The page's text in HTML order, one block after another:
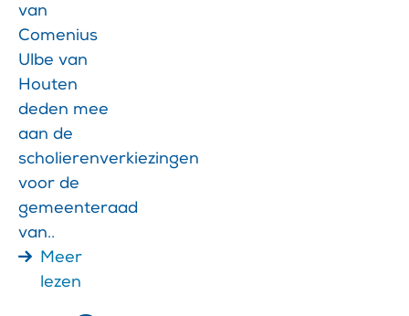
van
Comenius
Ulbe van
Houten
deden mee
aan de
scholierenverkiezingen
voor de
gemeenteraad
van..
Meer
lezen